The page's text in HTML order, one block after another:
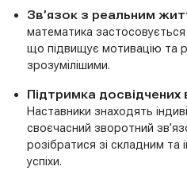
Зв’язок з реальним
математика
що підвищує мотивацію та
зрозумілішими.
Підтримка досвідчених
Наставники знаходять
своєчасний зворотний
розібратися зі складним та
успіхи.